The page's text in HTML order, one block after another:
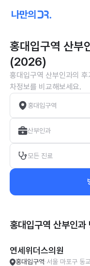
홍대입구역 산부
(2026)
홍대입구역 산부인과의
차정보를 비교해보세요.
홍대입구역
산부인과
모든 진료
홍대입구역 산부인과
연세위더스의원
홍대입구역 서울 마포구 동